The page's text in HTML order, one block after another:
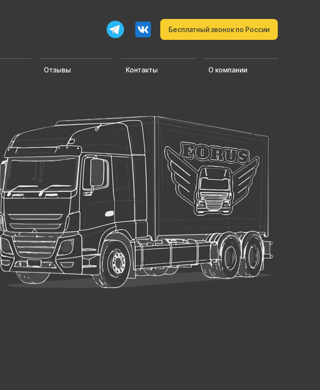
Бесплатный звонок по России
Отзывы Контакты О компании